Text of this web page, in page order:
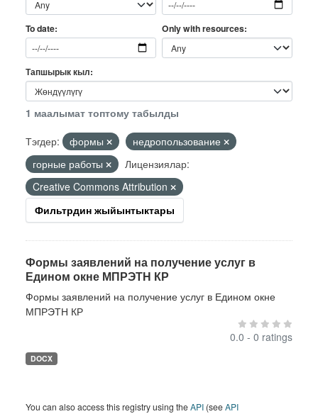
To date Only with resources
Тапшырык кыл
1 маалымат топтому табылды
Тэгдер:
формы
недропользование
горные работы
Лицензиялар:
Creative Commons Attribution
Фильтрдин жыйынтыктары
Формы заявлений на получение услуг в
Едином окне МПРЭТН КР
Формы заявлений на получение услуг в Едином окне
МПРЭТН КР
0.0 - 0 ratings
DOCX
You can also access this registry using theAPI (seeAPI